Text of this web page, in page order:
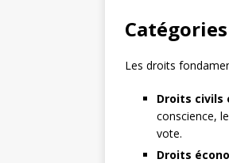
Les droits
Droits civils
conscience,
vote.
Droits